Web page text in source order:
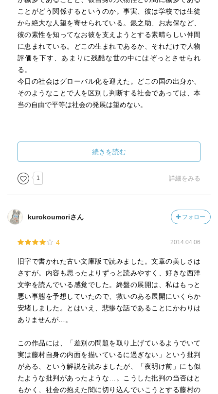
ことがどう関係するというのか。事実、彼は学校では生徒
から絶大な人望を寄せられている。銀之助、お志保など、
彼の素性を知ってなお彼を支えようとする素晴らしい仲間
に恵まれている。どこの生まれであるか、それだけで人物
評価を下す、あまりに残酷な世の中にはぞっとさせられ
る。
今日の社会はグローバル化を迎えた。どこの国の出身か、
そのようなことで人を区別し判断する社会であっては、本
当の自由で平等は社会の発展は望めない。
続きを読む
1 詳細をみる
kurokoumoriさん フォロー
4 2014.04.06
旧字で書かれた古い文庫版で読みました。文章の美しさは
さすが。内容も思ったよりずっと読みやすく、好きな西洋
文学を読んでいる感覚でした。終盤の展開は、私はもっと
悪い事態を予想していたので、救いのある展開にいくらか
安堵しました。とはいえ、悲惨な話であることにかわりは
ありませんが…。
この作品には、「差別の問題を取り上げているようでいて
実は藤村自身の内面を描いているに過ぎない」という批判
がある、という解説を読みましたが、「夜明け前」にも似
たような批判があったような…。こうした批判の当否はと
もかく、社会の抱えた闇に切り込んでいこうとする藤村の